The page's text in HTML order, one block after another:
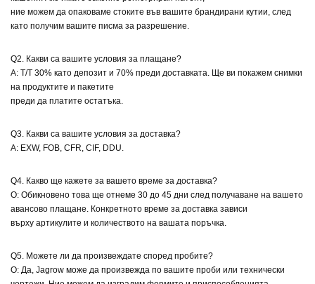
ние можем да опаковаме стоките във вашите брандирани кутии, след
като получим вашите писма за разрешение.
Q2. Какви са вашите условия за плащане?
A: T/T 30% като депозит и 70% преди доставката. Ще ви покажем снимки
на продуктите и пакетите
преди да платите остатъка.
Q3. Какви са вашите условия за доставка?
A: EXW, FOB, CFR, CIF, DDU.
Q4. Какво ще кажете за вашето време за доставка?
О: Обикновено това ще отнеме 30 до 45 дни след получаване на вашето
авансово плащане. Конкретното време за доставка зависи
върху артикулите и количеството на вашата поръчка.
Q5. Можете ли да произвеждате според пробите?
О: Да, Jagrow може да произвежда по вашите проби или технически